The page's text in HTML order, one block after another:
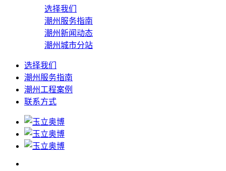
选择我们
潮州服务指南
潮州新闻动态
潮州城市分站
选择我们
潮州服务指南
潮州工程案例
联系方式